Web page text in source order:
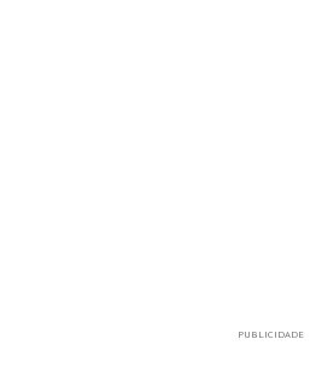
PUBLICIDADE